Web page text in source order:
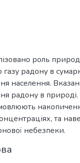
роль
газу радону в
населення.
радону в природі.
та
небезпеки.